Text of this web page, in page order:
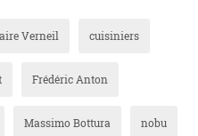
Verneil cuisiniers
Frédéric Anton
Massimo Bottura nobu